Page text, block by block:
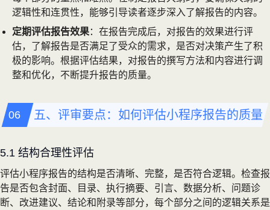
逻辑性和连贯性，能够引导读者逐步深入了解报告的内容。
定期评估报告效果：在报告完成后，对报告的效果进行评
估，了解报告是否满足了受众的需求，是否对决策产生了积
极的影响。根据评估结果，对报告的撰写方法和内容进行调
整和优化，不断提升报告的质量。
五、评审要点：如何评估小程序报告的质量
5.1 结构合理性评估
评估小程序报告的结构是否清晰、完整，是否符合逻辑。检查报
告是否包含封面、目录、执行摘要、引言、数据分析、问题诊
断、改进建议、结论和附录等部分，每个部分之间的逻辑关系是